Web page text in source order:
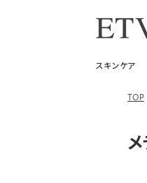
スキンケア
TOP